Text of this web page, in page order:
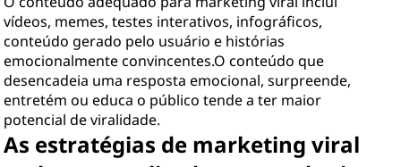
vídeos, memes, testes interativos, infográficos,
conteúdo gerado pelo usuário e histórias
emocionalmente convincentes.O conteúdo que
desencadeia uma resposta emocional, surpreende,
entretém ou educa o público tende a ter maior
potencial de viralidade.
As estratégias de marketing viral